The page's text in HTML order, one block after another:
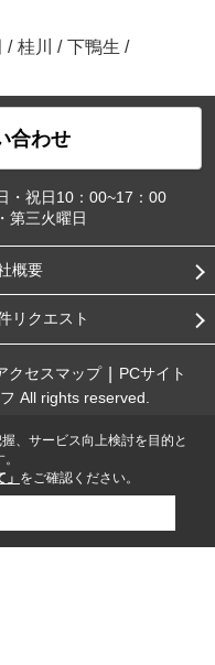
/ 桂川 / 下鴨生 /
合わせ
祝日10：00~17：00
第三火曜日
概要
リクエスト
クセスマップ
PCサイト
All rights reserved.
、サービス向上検討を目的と
をご確認ください。